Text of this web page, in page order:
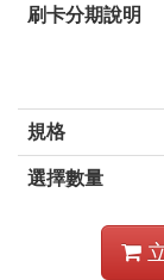
刷卡分期說明
規格
選擇數量